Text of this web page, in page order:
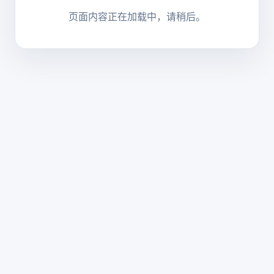
页面内容正在加载中，请稍后。